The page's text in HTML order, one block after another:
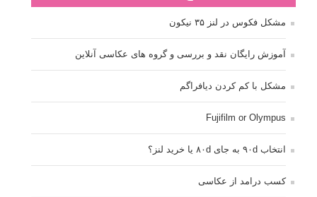
مشکل فکوس در لنز ۳۵ نیکون
آموزش رایگان نقد و بررسی و گروه های عکاسی آنلاین
مشکل با کم کردن دیافراگم
Fujifilm or Olympus
انتخاب ۹۰d به جای ۸۰d یا خرید لنز؟
کسب درامد از عکاسی